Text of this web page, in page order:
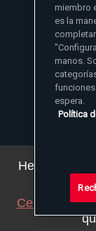
Sitios
Aci Prensa
ChurchPOP
Afiliados
English
España
Polska
Magyar
Más
Madre
Sala de
Contacto
1-800-
EIN: 63-
© 2026
Hemos
Cerrar este
miembro
es la
manos.
espera.
Política